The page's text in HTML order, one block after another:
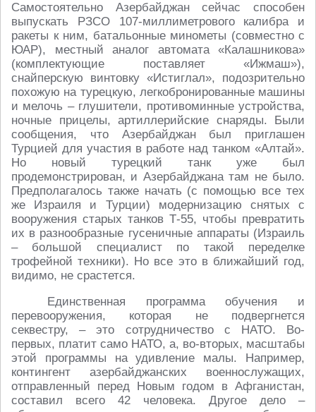
Самостоятельно Азербайджан сейчас способен
выпускать РЗСО 107-миллиметрового калибра и
ракеты к ним, батальонные минометы (совместно с
ЮАР), местный аналог автомата «Калашникова»
(комплектующие поставляет «Ижмаш»),
снайперскую винтовку «Истиглал», подозрительно
похожую на турецкую, легкобронированные машины
и мелочь – глушители, противоминные устройства,
ночные прицелы, артиллерийские снаряды. Были
сообщения, что Азербайджан был приглашен
Турцией для участия в работе над танком «Алтай».
Но новый турецкий танк уже был
продемонстрирован, и Азербайджана там не было.
Предполагалось также начать (с помощью все тех
же Израиля и Турции) модернизацию снятых с
вооружения старых танков Т-55, чтобы превратить
их в разнообразные гусеничные аппараты (Израиль
– большой специалист по такой переделке
трофейной техники). Но все это в ближайший год,
видимо, не срастется.
Единственная программа обучения и
перевооружения, которая не подвергнется
секвестру, – это сотрудничество с НАТО. Во-
первых, платит само НАТО, а, во-вторых, масштабы
этой программы на удивление малы. Например,
контингент азербайджанских военнослужащих,
отправленный перед Новым годом в Афганистан,
составил всего 42 человека. Другое дело –